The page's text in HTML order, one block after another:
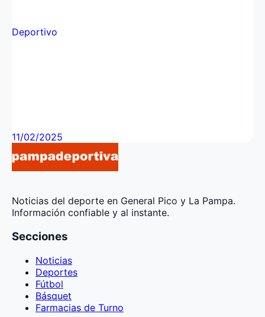
Deportivo
11/02/2025
Noticias del deporte en General Pico y La Pampa.
Información confiable y al instante.
Secciones
Noticias
Deportes
Fútbol
Básquet
Farmacias de Turno